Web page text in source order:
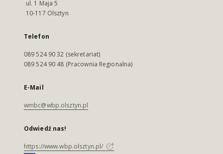
ul. 1 Maja 5
10-117 Olsztyn
Telefon
089 524 90 32 (sekretariat)
089 524 90 48 (Pracownia Regionalna)
E-Mail
wmbc@wbp.olsztyn.pl
Odwiedź nas!
https://www.wbp.olsztyn.pl/